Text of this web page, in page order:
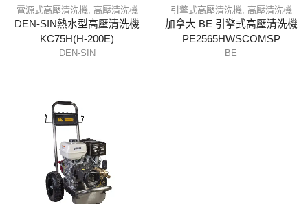
電源式高壓清洗機, 高壓清洗機
DEN-SIN熱水型高壓清洗機
KC75H(H-200E)
DEN-SIN
引擎式高壓清洗機, 高壓清洗機
加拿大 BE 引擎式高壓清洗機
PE2565HWSCOMSP
BE